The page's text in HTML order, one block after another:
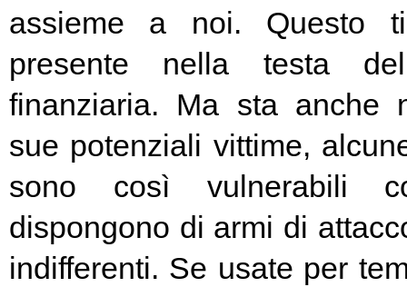
assieme a noi. Questo
presente nella testa
finanziaria. Ma sta anche
sue potenziali vittime,
sono così vulnerabili
dispongono di armi di
indifferenti. Se usate per